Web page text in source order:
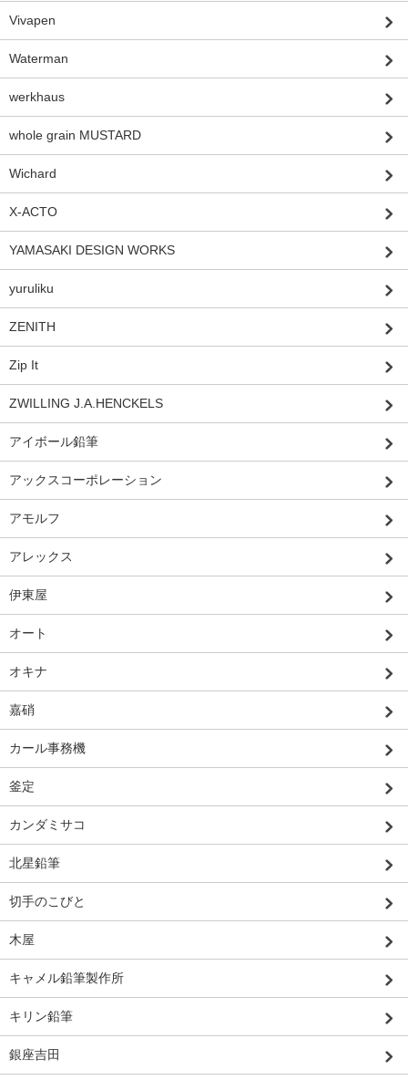
Vivapen
Waterman
werkhaus
whole grain MUSTARD
Wichard
X-ACTO
YAMASAKI DESIGN WORKS
yuruliku
ZENITH
Zip It
ZWILLING J.A.HENCKELS
アイボール鉛筆
アックスコーポレーション
アモルフ
アレックス
伊東屋
オート
オキナ
嘉硝
カール事務機
釜定
カンダミサコ
北星鉛筆
切手のこびと
木屋
キャメル鉛筆製作所
キリン鉛筆
銀座吉田